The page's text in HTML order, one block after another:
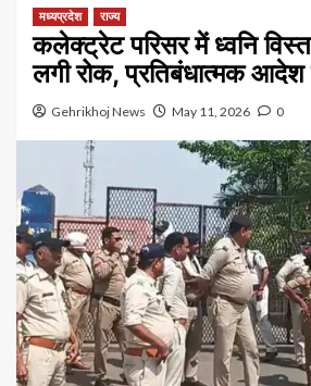
मध्यप्रदेश राज्य
कलेक्ट्रेट परिसर में ध्वनि
लगी रोक, प्रतिबंधात्मक आदेश
Gehrikhoj News May 11, 2026 0